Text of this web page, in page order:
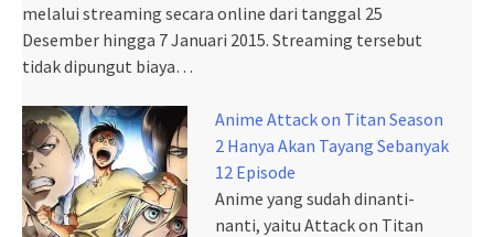
melalui streaming secara online dari tanggal 25
Desember hingga 7 Januari 2015. Streaming tersebut
tidak dipungut biaya…
Anime Attack on Titan Season
2 Hanya Akan Tayang Sebanyak
12 Episode
Anime yang sudah dinanti-
nanti, yaitu Attack on Titan